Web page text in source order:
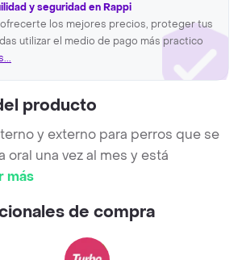
y seguridad en Rappi
los mejores precios, proteger tus
utilizar el medio de pago más practico
producto
y externo para perros que se
oral una vez al mes y está
más
de compra